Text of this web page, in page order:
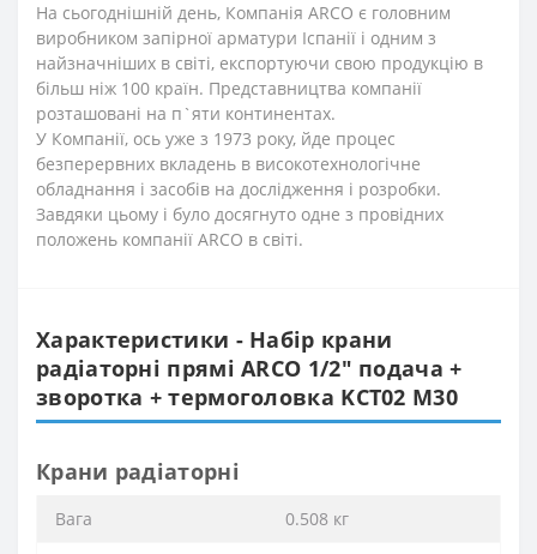
На сьогоднішній день, Компанія ARCO є головним
виробником запірної арматури Іспанії і одним з
найзначніших в світі, експортуючи свою продукцію в
більш ніж 100 країн. Представництва компанії
розташовані на п`яти континентах.
У Компанії, ось уже з 1973 року, йде процес
безперервних вкладень в високотехнологічне
обладнання і засобів на дослідження і розробки.
Завдяки цьому і було досягнуто одне з провідних
положень компанії ARCO в світі.
Характеристики - Набір крани
радіаторні прямі ARCO 1/2″ подача +
зворотка + термоголовка KCT02 М30
Крани радіаторні
Вага 0.508 кг